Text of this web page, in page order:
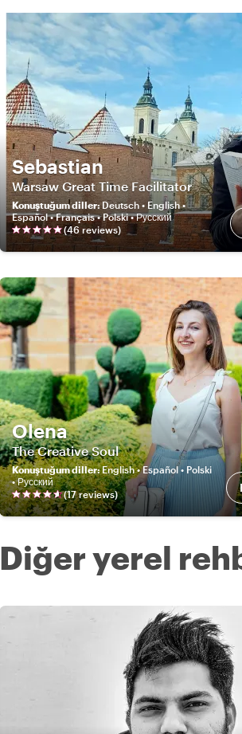
Sebastian
Warsaw Great Time Facilitator
Konuştuğum diller:Deutsch • English •
Español • Français • Polski • Русский
(46 reviews)
Olena
The Creative Soul
Konuştuğum diller:English • Español • Polski
• Русский
(17reviews)
Diğer yerel